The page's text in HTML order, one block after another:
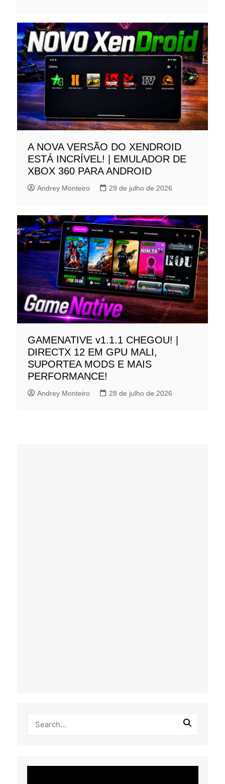
A NOVA VERSÃO DO XENDROID
ESTÁ INCRÍVEL! | EMULADOR DE
XBOX 360 PARA ANDROID
Andrey Monteiro 29 de julho de 2026
GAMENATIVE v1.1.1 CHEGOU! |
DIRECTX 12 EM GPU MALI,
SUPORTEA MODS E MAIS
PERFORMANCE!
Andrey Monteiro 28 de julho de 2026